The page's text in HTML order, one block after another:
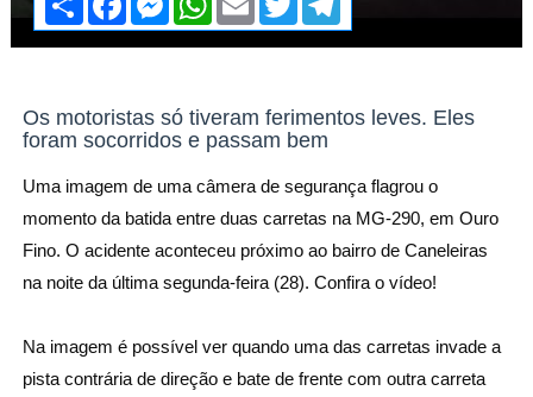
h
a
r
c
e
o
k
e
s
s
g
e
r
h
a
t
p
p
m
a
i
i
t
r
l
e
a
m
Os motoristas só tiveram ferimentos leves. Eles
foram socorridos e passam bem
Uma imagem de uma câmera de segurança flagrou o
momento da batida entre duas carretas na MG-290, em Ouro
Fino. O acidente aconteceu próximo ao bairro de Caneleiras
na noite da última segunda-feira (28). Confira o vídeo!
Na imagem é possível ver quando uma das carretas invade a
pista contrária de direção e bate de frente com outra carreta